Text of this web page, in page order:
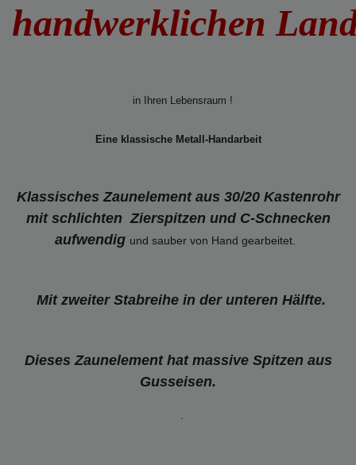
handwerklichen
in Ihren Lebensraum !
Eine klassische Metall-Handarbeit
Klassisches Zaunelement aus 30/20 Kastenrohr
mit schlichten Zierspitzen und C-Schnecken
aufwendig und sauber von Hand gearbeitet.
Mit zweiter Stabreihe in der unteren Hälfte.
Dieses Zaunelement hat massive Spitzen aus
Gusseisen.